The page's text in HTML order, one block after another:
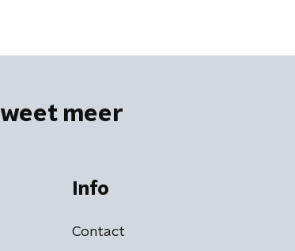
weet meer
Info
Contact